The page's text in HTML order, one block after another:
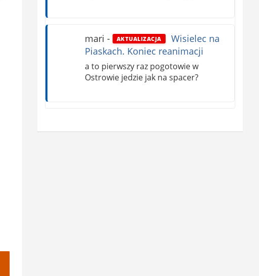
mari - AKTUALIZACJA
Wisielec na
Piaskach. Koniec reanimacji
a to pierwszy raz pogotowie w
Ostrowie jedzie jak na spacer?